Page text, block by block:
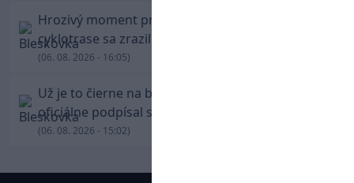
Hrozivý moment pre Zdena Cháru! Na
cyklotrase sa zrazil s bežcom
(06. 08. 2026 - 16:05)
Už je to čierne na bielom: Mohamed Salah
oficiálne podpísal s Trabzonsporom
(06. 08. 2026 - 15:02)